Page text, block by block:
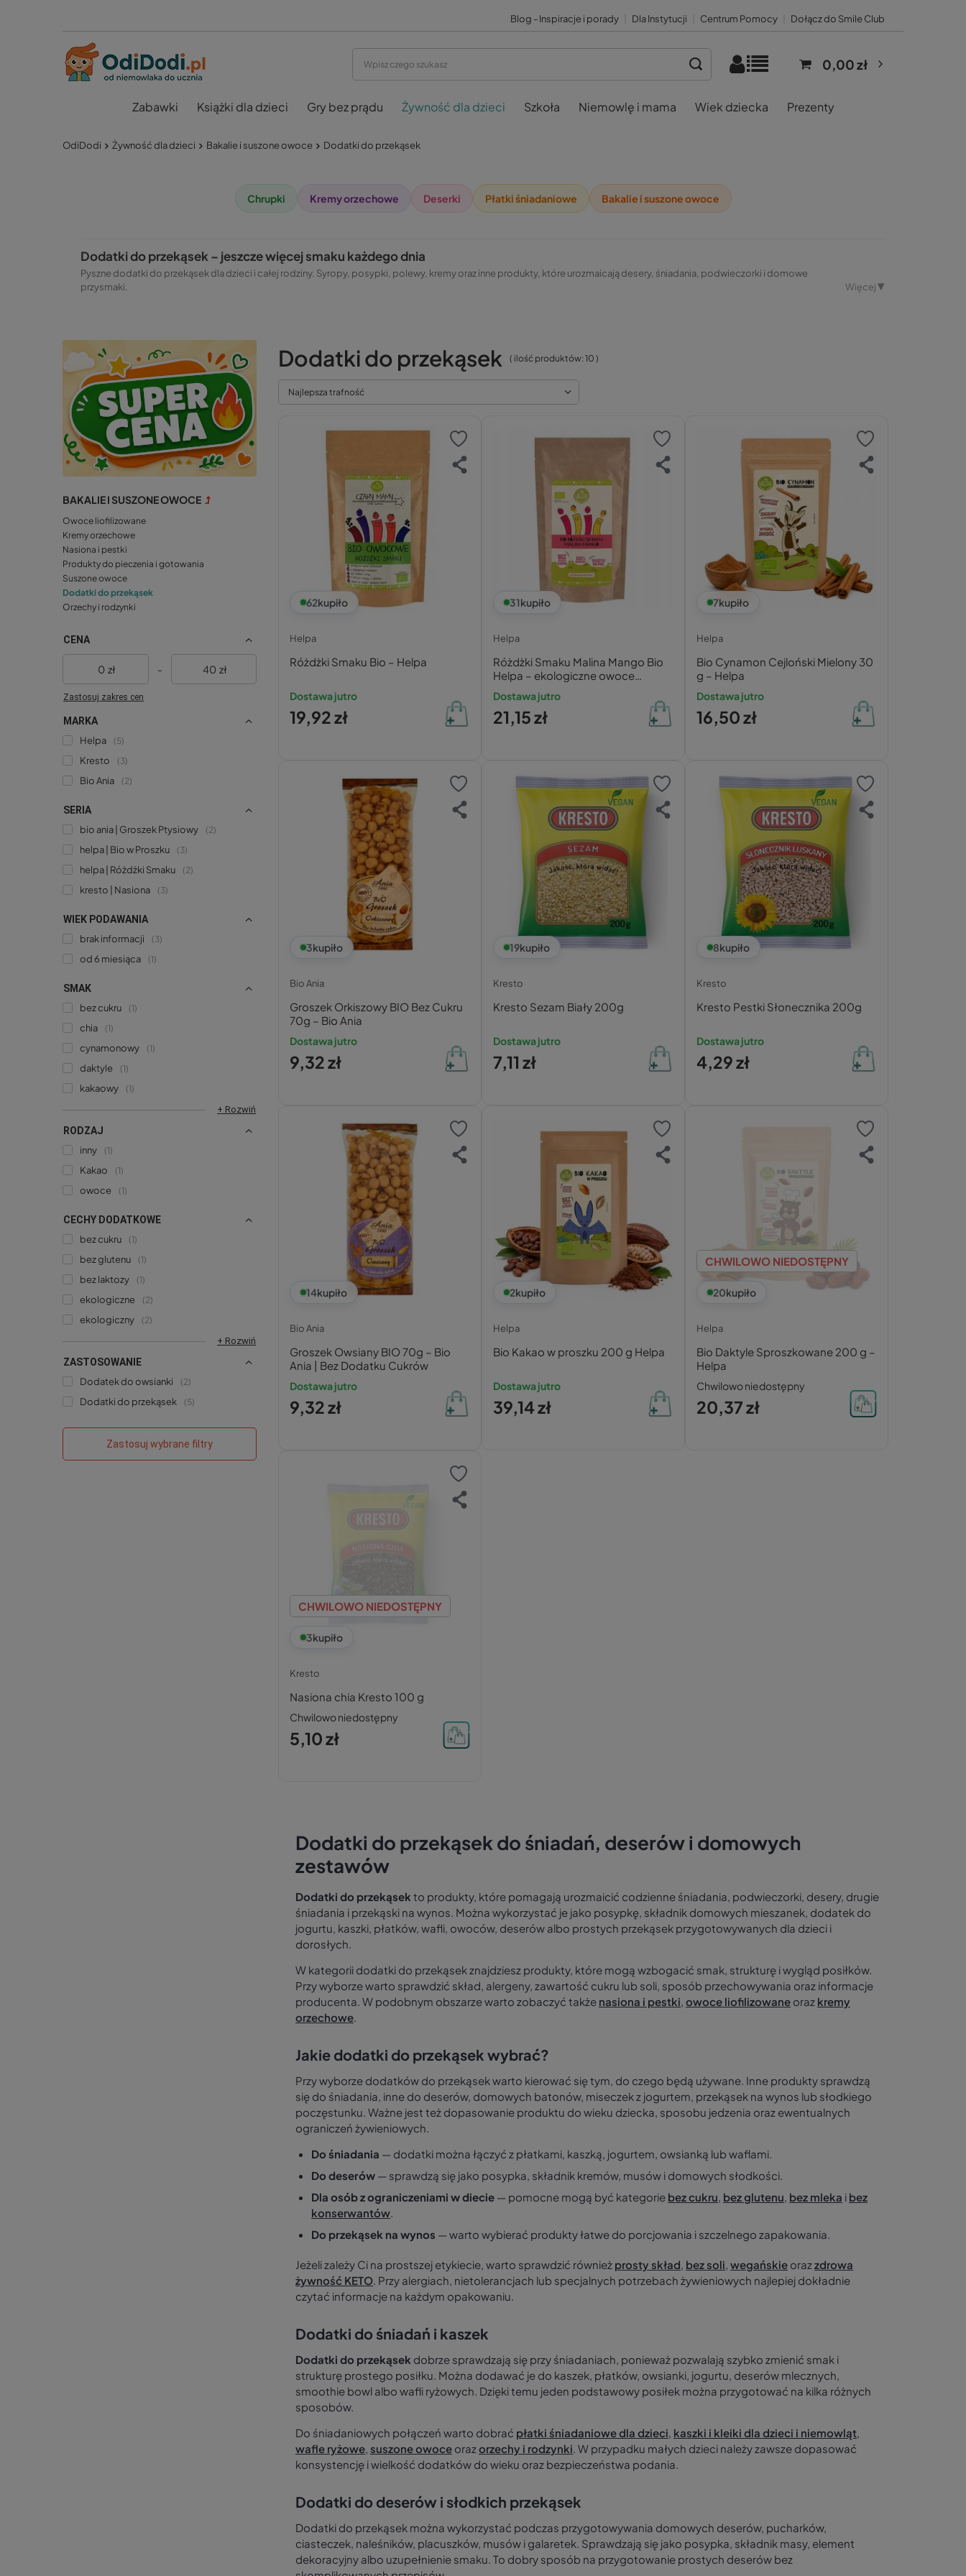
Blog - Inspiracje i porady Dla Instytucji Centrum Pomocy Dołącz do Smile Club
0,00 zł
Zabawki Książki dla dzieci Gry bez prądu Żywność dla dzieci Szkoła Niemowlę i mama Wiek dziecka Prezenty
OdiDodi Żywność dla dzieci Bakalie i suszone owoce Dodatki do przekąsek
Chrupki Kremy orzechowe Deserki Płatki śniadaniowe Bakalie i suszone owoce
Dodatki do przekąsek – jeszcze więcej smaku każdego dnia
Pyszne dodatki do przekąsek dla dzieci i całej rodziny. Syropy, posypki, polewy, kremy oraz inne produkty, które urozmaicają desery, śniadania, podwieczorki i domowe
przysmaki.
Więcej ▼
BAKALIE I SUSZONE OWOCE
Owoce liofilizowane
Kremy orzechowe
Nasiona i pestki
Produkty do pieczenia i gotowania
Suszone owoce
Dodatki do przekąsek
Orzechy i rodzynki
CENA
zł - zł
Zastosuj zakres cen
MARKA
Helpa
5
Kresto 3
Bio Ania 2
SERIA
bio ania | Groszek Ptysiowy
2
helpa | Bio w Proszku 3
helpa | Różdżki Smaku 2
kresto | Nasiona 3
WIEK PODAWANIA
brak informacji
3
od 6 miesiąca 1
SMAK
bez cukru
1
chia 1
cynamonowy 1
daktyle 1
kakaowy
1
+ Rozwiń
RODZAJ
inny
1
Kakao 1
owoce 1
CECHY DODATKOWE
bez cukru
1
bez glutenu 1
bez laktozy 1
ekologiczne 2
ekologiczny
2
+ Rozwiń
ZASTOSOWANIE
Dodatek do owsianki
2
Dodatki do przekąsek 5
Zastosuj wybrane filtry
Dodatki do przekąsek ( ilość produktów: 10 )
Najlepsza trafność
62kupiło
Helpa
Różdżki Smaku Bio – Helpa
Dostawa jutro
19,92 zł
31kupiło
Helpa
Różdżki Smaku Malina Mango Bio
Helpa – ekologiczne owoce
liofilizowane
Dostawa jutro
21,15 zł
7kupiło
Helpa
Bio Cynamon Cejloński Mielony 30
g – Helpa
Dostawa jutro
16,50 zł
3kupiło
Bio Ania
Groszek Orkiszowy BIO Bez Cukru
70g – Bio Ania
Dostawa jutro
9,32 zł
19kupiło
Kresto
Kresto Sezam Biały 200g
Dostawa jutro
7,11 zł
8kupiło
Kresto
Kresto Pestki Słonecznika 200g
Dostawa jutro
4,29 zł
14kupiło
Bio Ania
Groszek Owsiany BIO 70g – Bio
Ania | Bez Dodatku Cukrów
Dostawa jutro
9,32 zł
2kupiło
Helpa
Bio Kakao w proszku 200 g Helpa
Dostawa jutro
39,14 zł
CHWILOWO NIEDOSTĘPNY
20kupiło
Helpa
Bio Daktyle Sproszkowane 200 g –
Helpa
Chwilowo niedostępny
20,37 zł
CHWILOWO NIEDOSTĘPNY
3kupiło
Kresto
Nasiona chia Kresto 100 g
Chwilowo niedostępny
5,10 zł
Dodatki do przekąsek do śniadań, deserów i domowych
zestawów
Dodatki do przekąsek to produkty, które pomagają urozmaicić codzienne śniadania, podwieczorki, desery, drugie
śniadania i przekąski na wynos. Można wykorzystać je jako posypkę, składnik domowych mieszanek, dodatek do
jogurtu, kaszki, płatków, wafli, owoców, deserów albo prostych przekąsek przygotowywanych dla dzieci i
dorosłych.
W kategorii dodatki do przekąsek znajdziesz produkty, które mogą wzbogacić smak, strukturę i wygląd posiłków.
Przy wyborze warto sprawdzić skład, alergeny, zawartość cukru lub soli, sposób przechowywania oraz informacje
producenta. W podobnym obszarze warto zobaczyć także nasiona i pestki, owoce liofilizowane oraz kremy
orzechowe.
Jakie dodatki do przekąsek wybrać?
Przy wyborze dodatków do przekąsek warto kierować się tym, do czego będą używane. Inne produkty sprawdzą
się do śniadania, inne do deserów, domowych batonów, miseczek z jogurtem, przekąsek na wynos lub słodkiego
poczęstunku. Ważne jest też dopasowanie produktu do wieku dziecka, sposobu jedzenia oraz ewentualnych
ograniczeń żywieniowych.
Do śniadania — dodatki można łączyć z płatkami, kaszką, jogurtem, owsianką lub waflami.
Do deserów — sprawdzą się jako posypka, składnik kremów, musów i domowych słodkości.
Dla osób z ograniczeniami w diecie — pomocne mogą być kategorie bez cukru, bez glutenu, bez mleka i bez
konserwantów.
Do przekąsek na wynos — warto wybierać produkty łatwe do porcjowania i szczelnego zapakowania.
Jeżeli zależy Ci na prostszej etykiecie, warto sprawdzić również prosty skład, bez soli, wegańskie orazzdrowa
żywność KETO. Przy alergiach, nietolerancjach lub specjalnych potrzebach żywieniowych najlepiej dokładnie
czytać informacje na każdym opakowaniu.
Dodatki do śniadań i kaszek
Dodatki do przekąsek dobrze sprawdzają się przy śniadaniach, ponieważ pozwalają szybko zmienić smak i
strukturę prostego posiłku. Można dodawać je do kaszek, płatków, owsianki, jogurtu, deserów mlecznych,
smoothie bowl albo wafli ryżowych. Dzięki temu jeden podstawowy posiłek można przygotować na kilka różnych
sposobów.
Do śniadaniowych połączeń warto dobrać płatki śniadaniowe dla dzieci, kaszki i kleiki dla dzieci i niemowląt,
wafle ryżowe, suszone owoce orazorzechy i rodzynki. W przypadku małych dzieci należy zawsze dopasować
konsystencję i wielkość dodatków do wieku oraz bezpieczeństwa podania.
Dodatki do deserów i słodkich przekąsek
Dodatki do przekąsek można wykorzystać podczas przygotowywania domowych deserów, pucharków,
ciasteczek, naleśników, placuszków, musów i galaretek. Sprawdzają się jako posypka, składnik masy, element
dekoracyjny albo uzupełnienie smaku. To dobry sposób na przygotowanie prostych deserów bez